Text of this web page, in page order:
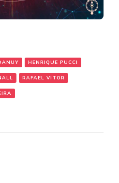
HENRIQUE PUCCI
RAFAEL VITOR